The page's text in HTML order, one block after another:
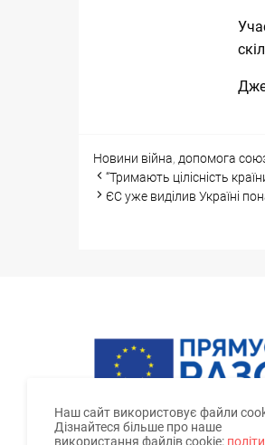
Categories
Новини Tags
війна, допомога
Post
navigation
“Тримають цілісність
ЄС уже виділив Україні
Наш сайт використовує файли
Дізнайтеся більше про наше
використання файлів cookie: